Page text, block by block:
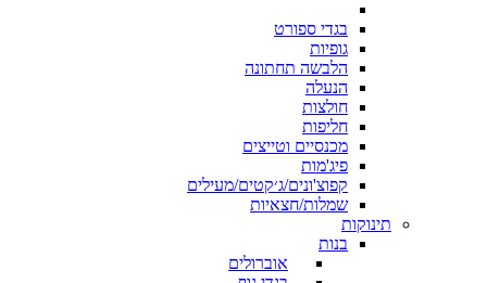
בגדי ספורט
גופיות
הלבשה תחתונה
הנעלה
חולצות
חליפות
מכנסיים וטייצים
פיג'מות
קפוצ'ונים/ג׳קטים/מעילים
שמלות/חצאיות
תינוקות
בנות
אוברולים